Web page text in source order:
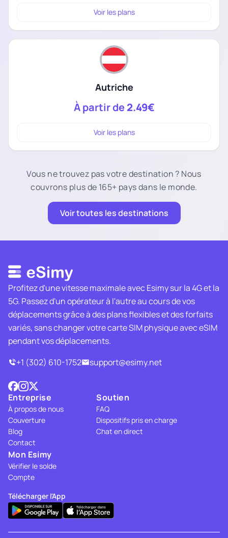
Voir les plans
Autriche
À partir de2.49€
Voir les plans
Vous ne trouvez pas votre destination ? Nous
couvrons plus de 165+ pays dans le monde.
Voir toutes les destinations
Profitez d'une vitesse maximale avec Esimy sur la 4G et la
5G. Passez d'un opérateur à l'autre au cours de vos
déplacements grâce à des plans flexibles et des forfaits
variés, sans changer votre carte SIM physique avec eSIM
pendant vos déplacements.
+1 (302) 610-1752
support@esimy.net
Entreprise
À propos de nous
Couverture
Blog
Contact
Soutien
FAQ
Dispositifs pris en charge
Chat en direct
Mon Esimy
Vérifier le solde
Compte
Télécharger l'App